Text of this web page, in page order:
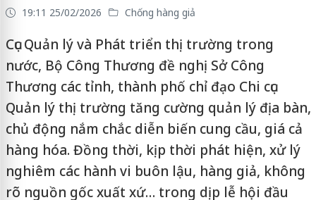
19:11 25/02/2026 Chống hàng giả
Cục Quản lý và Phát triển thị trường trong
nước, Bộ Công Thương đề nghị Sở Công
Thương các tỉnh, thành phố chỉ đạo Chi cục
Quản lý thị trường tăng cường quản lý địa bàn,
chủ động nắm chắc diễn biến cung cầu, giá cả
hàng hóa. Đồng thời, kịp thời phát hiện, xử lý
nghiêm các hành vi buôn lậu, hàng giả, không
rõ nguồn gốc xuất xứ… trong dịp lễ hội đầu